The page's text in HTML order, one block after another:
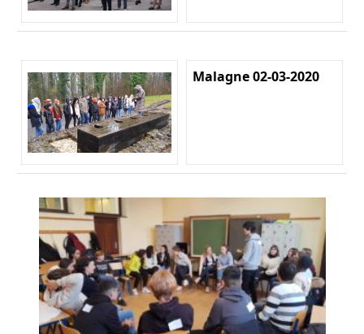
Malagne 02-03-2020